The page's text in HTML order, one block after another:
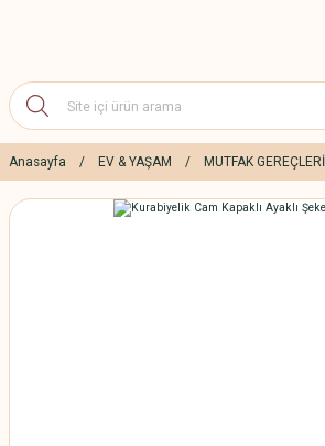
Anasayfa EV & YAŞAM MUTFAK GEREÇLERİ